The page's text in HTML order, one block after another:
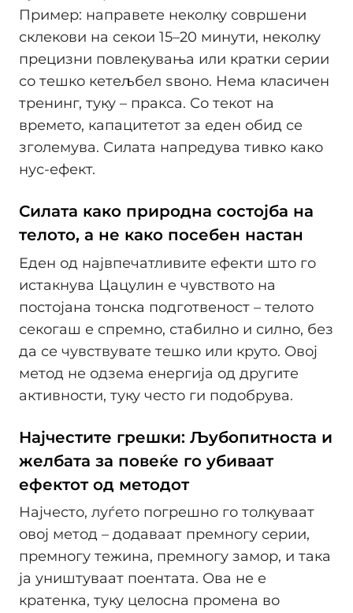
Пример: направете неколку совршени
склекови на секои 15–20 минути, неколку
прецизни повлекувања или кратки серии
со тешко кетељбел ѕвоно. Нема класичен
тренинг, туку – пракса. Со текот на
времето, капацитетот за еден обид се
зголемува. Силата напредува тивко како
нус-ефект.
Силата како природна состојба на
телото, а не како посебен настан
Еден од највпечатливите ефекти што го
истакнува Цацулин е чувството на
постојана тонска подготвеност – телото
секогаш е спремно, стабилно и силно, без
да се чувствувате тешко или круто. Овој
метод не одзема енергија од другите
активности, туку често ги подобрува.
Најчестите грешки: Љубопитноста и
желбата за повеќе го убиваат
ефектот од методот
Најчесто, луѓето погрешно го толкуваат
овој метод – додаваат премногу серии,
премногу тежина, премногу замор, и така
ја уништуваат поентата. Ова не е
кратенка, туку целосна промена во